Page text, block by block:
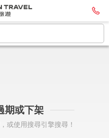
期或下架
或使用搜尋引擎搜尋！